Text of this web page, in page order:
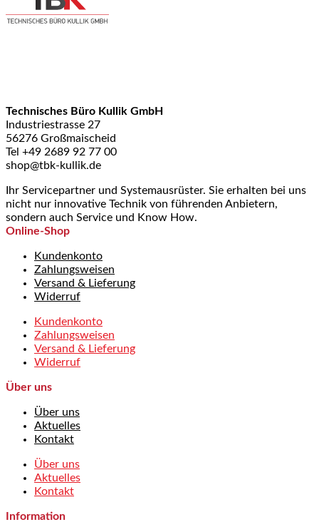
Technisches Büro Kullik GmbH
Industriestrasse 27
56276 Großmaischeid
Tel +49 2689 92 77 00
shop@tbk-kullik.de
Ihr Servicepartner und Systemausrüster. Sie erhalten bei uns
nicht nur innovative Technik von führenden Anbietern,
sondern auch Service und Know How.
Online-Shop
Kundenkonto
Zahlungsweisen
Versand & Lieferung
Widerruf
Kundenkonto
Zahlungsweisen
Versand & Lieferung
Widerruf
Über uns
Über uns
Aktuelles
Kontakt
Über uns
Aktuelles
Kontakt
Information